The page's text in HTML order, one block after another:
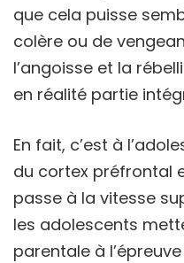
que cela puisse
colère ou de
l’angoisse et la
en réalité partie
En fait, c’est à
du cortex préfrontal
passe à la vitesse
les adolescents
parentale à